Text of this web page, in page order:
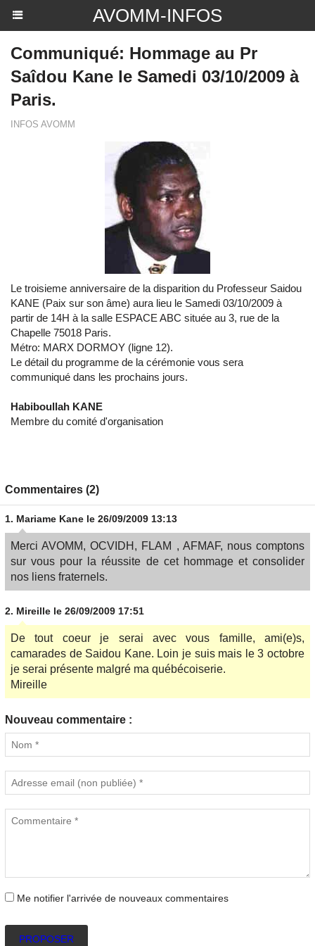
AVOMM-INFOS
Communiqué: Hommage au Pr
Saîdou Kane le Samedi 03/10/2009 à
Paris.
INFOS AVOMM
Le troisieme anniversaire de la disparition du Professeur Saidou
KANE (Paix sur son âme) aura lieu le Samedi 03/10/2009 à
partir de 14H à la salle ESPACE ABC située au 3, rue de la
Chapelle 75018 Paris.
Métro: MARX DORMOY (ligne 12).
Le détail du programme de la cérémonie vous sera
communiqué dans les prochains jours.
Habiboullah KANE
Membre du comité d'organisation
Commentaires (2)
1. Mariame Kane le 26/09/2009 13:13
Merci AVOMM, OCVIDH, FLAM , AFMAF, nous comptons
sur vous pour la réussite de cet hommage et consolider
nos liens fraternels.
2. Mireille le 26/09/2009 17:51
De tout coeur je serai avec vous famille, ami(e)s,
camarades de Saidou Kane. Loin je suis mais le 3 octobre
je serai présente malgré ma québécoiserie.
Mireille
Nouveau commentaire :
Me notifier l'arrivée de nouveaux commentaires
PROPOSER